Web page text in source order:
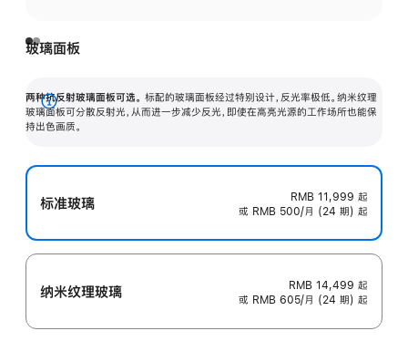
玻璃面板
两种抗反射玻璃面板可选。 标配的玻璃面板经过特别设计，反光率极低。纳米纹理
玻璃面板可分散反射光，从而进一步减少反光，即使在高亮光源的工作场所也能保
持出色画质。
展
开
标准玻璃 RMB 11,999 起
或 RMB 500/月 (24 期) 起
纳米纹理玻璃 RMB 14,499 起
或 RMB 605/月 (24 期) 起